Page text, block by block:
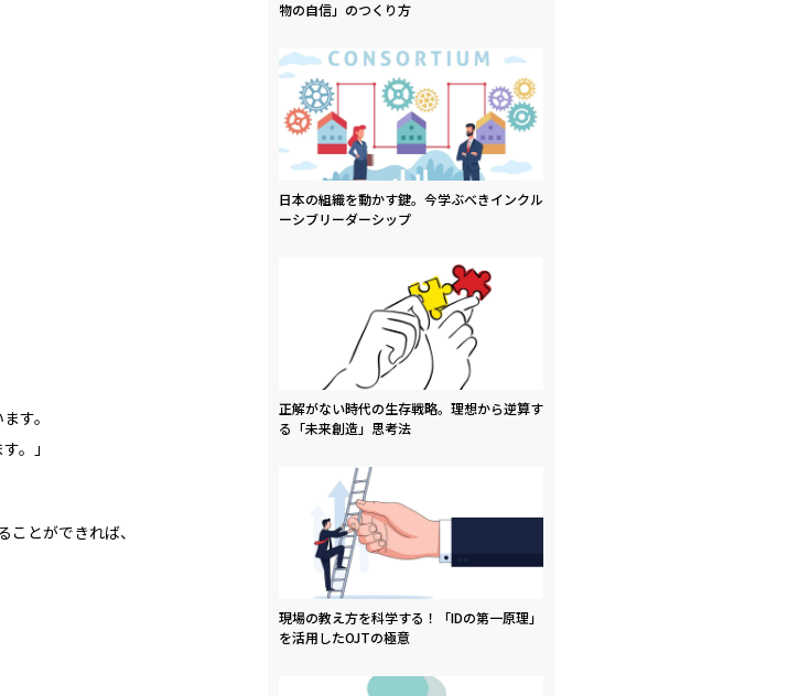
す。
。」
とができれば、
物の自信」のつくり方
日本の組織を動かす鍵。今学ぶべきインクル
ーシブリーダーシップ
正解がない時代の生存戦略。理想から逆算す
る「未来創造」思考法
現場の教え方を科学する！「IDの第一原理」
を活用したOJTの極意